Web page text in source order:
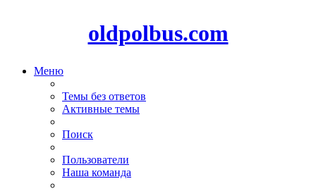
oldpolbus.com
Меню
Темы без ответов
Активные темы
Поиск
Пользователи
Наша команда